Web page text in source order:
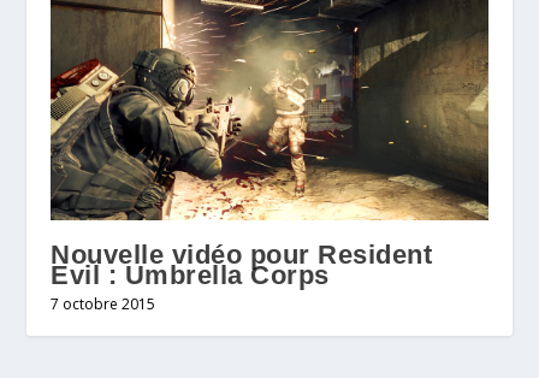
Nouvelle vidéo pour Resident
Evil : Umbrella Corps
7 octobre 2015